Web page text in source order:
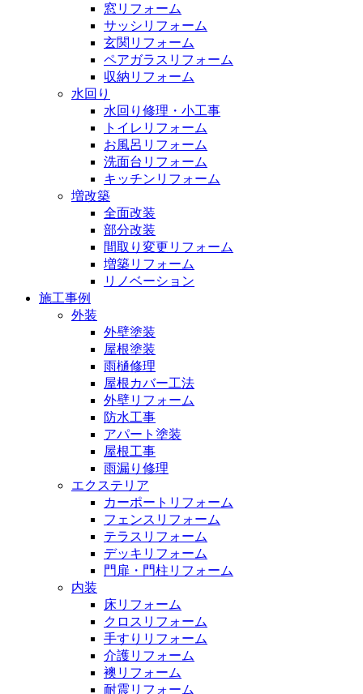
窓リフォーム
サッシリフォーム
玄関リフォーム
ペアガラスリフォーム
収納リフォーム
水回り
水回り修理・小工事
トイレリフォーム
お風呂リフォーム
洗面台リフォーム
キッチンリフォーム
増改築
全面改装
部分改装
間取り変更リフォーム
増築リフォーム
リノベーション
施工事例
外装
外壁塗装
屋根塗装
雨樋修理
屋根カバー工法
外壁リフォーム
防水工事
アパート塗装
屋根工事
雨漏り修理
エクステリア
カーポートリフォーム
フェンスリフォーム
テラスリフォーム
デッキリフォーム
門扉・門柱リフォーム
内装
床リフォーム
クロスリフォーム
手すりリフォーム
介護リフォーム
襖リフォーム
耐震リフォーム